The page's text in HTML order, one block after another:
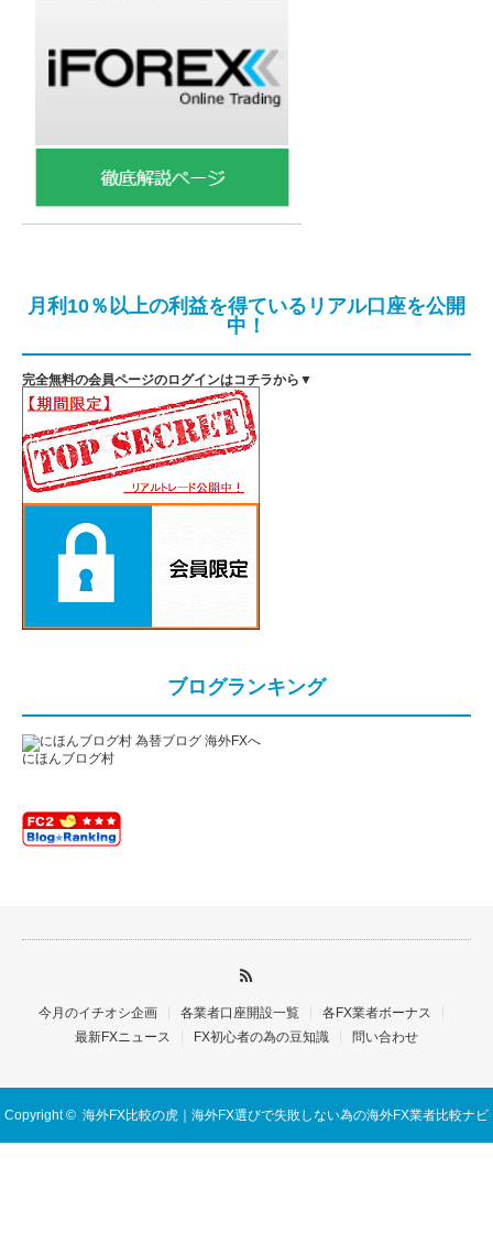
月利10％以上の利益を得ているリアル口座を公開
中！
完全無料の会員ページのログインはコチラから▼
ブログランキング
にほんブログ村
今月のイチオシ企画 各業者口座開設一覧
各FX業者ボーナス
最新FXニュース
FX初心者の為の豆知識 問い合わせ
Copyright © 海外FX比較の虎｜海外FX選びで失敗しない為の海外FX業者比較ナビ